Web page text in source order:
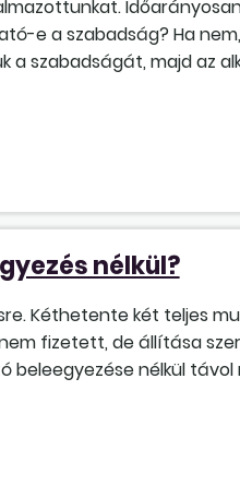
e a szabadság? Ha
a szabadságát, majd az
nélkül?
Kéthetente két teljes
fizetett, de állítása
beleegyezése nélkül távol